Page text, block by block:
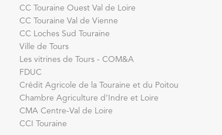
CC Touraine Ouest Val de Loire
CC Touraine Val de Vienne
CC Loches Sud Touraine
Ville de Tours
Les vitrines de Tours - COM&A
FDUC
Crédit Agricole de la Touraine et du Poitou
Chambre Agriculture d’Indre et Loire
CMA Centre-Val de Loire
CCI Touraine